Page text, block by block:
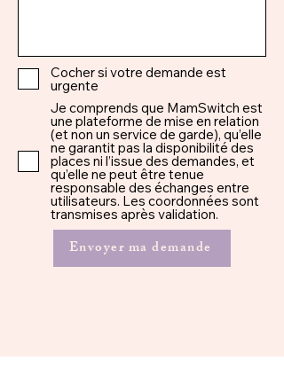
Cocher si votre demande est
urgente
Je comprends que MamSwitch est
une plateforme de mise en relation
(et non un service de garde), qu’elle
ne garantit pas la disponibilité des
places ni l’issue des demandes, et
qu’elle ne peut être tenue
responsable des échanges entre
utilisateurs. Les coordonnées sont
transmises après validation.
Envoyer ma demande